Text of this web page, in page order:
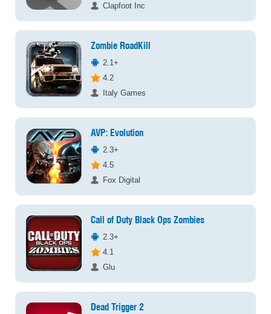
Clapfoot Inc
Zombie RoadKill
2.1+
4.2
Italy Games
AVP: Evolution
2.3+
4.5
Fox Digital
Call of Duty Black Ops Zombies
2.3+
4.1
Glu
Dead Trigger 2